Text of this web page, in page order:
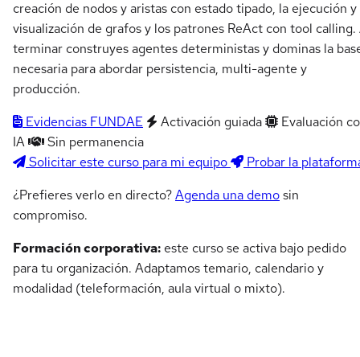
creación de nodos y aristas con estado tipado, la ejecución y
visualización de grafos y los patrones ReAct con tool calling.
terminar construyes agentes deterministas y dominas la
necesaria para abordar persistencia, multi-agente y
producción.
Evidencias FUNDAE
Activación guiada
Evaluación
IA
Sin permanencia
Solicitar este curso para mi equipo
Probar la
¿Prefieres verlo en directo?Agenda una demosin
compromiso.
Formación corporativa: este curso se activa bajo pedido
para tu organización. Adaptamos temario, calendario y
modalidad (teleformación, aula virtual o mixto).